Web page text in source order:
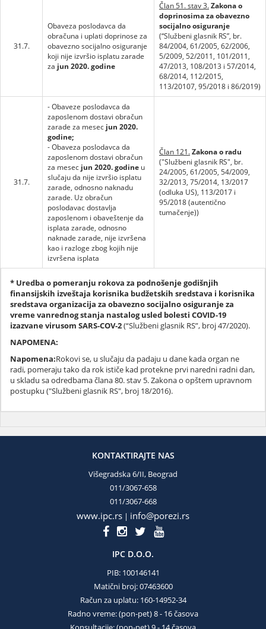
31.7.
Obaveza poslodavca da
obračuna i uplati doprinose za
obavezno socijalno osiguranje
koji nije izvršio isplatu zarade
za jun 2020. godine
Član 51. stav 3.Zakona o
doprinosima za obavezno
socijalno osiguranje
(“Službeni glasnik RS”, br.
84/2004, 61/2005, 62/2006,
5/2009, 52/2011, 101/2011,
47/2013, 108/2013 i 57/2014,
68/2014, 112/2015,
113/20107, 95/2018 i 86/2019)
31.7.
- Obaveze poslodavca da
zaposlenom dostavi obračun
zarade za mesec jun 2020.
godine;
- Obaveza poslodavca da
zaposlenom dostavi obračun
za mesec jun 2020. godine u
slučaju da nije izvršio isplatu
zarade, odnosno naknadu
zarade. Uz obračun
poslodavac dostavlja
zaposlenom i obaveštenje da
isplata zarade, odnosno
naknade zarade, nije izvršena
kao i razloge zbog kojih nije
izvršena isplata
Član 121.Zakona o radu
("Službeni glasnik RS", br.
24/2005, 61/2005, 54/2009,
32/2013, 75/2014, 13/2017
(odluka US), 113/2017 i
95/2018 (autentično
tumačenje))
* Uredba o pomeranju rokova za podnošenje godišnjih
finansijskih izveštaja korisnika budžetskih sredstava i korisnika
sredstava organizacija za obavezno socijalno osiguranje za
vreme vanrednog stanja nastalog usled bolesti COVID-19
izazvane virusom SARS-COV-2(“Službeni glasnik RS”, broj 47/2020).
NAPOMENA:
Napomena:Rokovi se, u slučaju da padaju u dane kada organ ne
radi, pomeraju tako da rok ističe kad protekne prvi naredni radni dan,
u skladu sa odredbama člana 80. stav 5. Zakona o opštem upravnom
postupku ("Službeni glasnik RS", broj 18/2016).
KONTAKTIRAJTE NAS
Višegradska 6/II, Beograd
011/3067-658
011/3067-668
www.ipc.rs | info@porezi.rs
IPC D.O.O.
PIB: 100146141
Matični broj: 07463600
Račun za uplatu: 160-14952-34
Radno vreme: (pon-pet) 8 - 16 časova